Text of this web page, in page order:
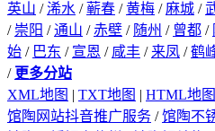
英山 /浠水 /蕲春 /黄梅 / 麻城 /
/ 崇阳 /通山 /赤壁 / 随州 / 曾都 /
始 / 巴东 / 宣恩 / 咸丰 / 来凤 /鹤
/ 更多分站
XML地图 | TXT地图 | HTML地图
馆陶网站抖音推广服务 /馆陶不